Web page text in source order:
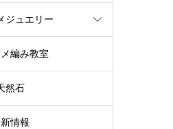
ジュエリー
編み教室
然石
情報